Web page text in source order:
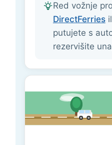
Red vožnje
DirectFerries
putujete s
rezervišite